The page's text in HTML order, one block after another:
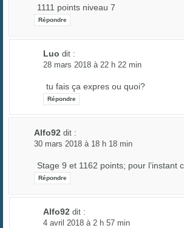
1111 points niveau 7
Répondre
Luo dit :
28 mars 2018 à 22 h 22 min
tu fais ça expres ou quoi?
Répondre
Alfo92 dit :
30 mars 2018 à 18 h 18 min
Stage 9 et 1162 points; pour l’instant
Répondre
Alfo92 dit :
4 avril 2018 à 2 h 57 min